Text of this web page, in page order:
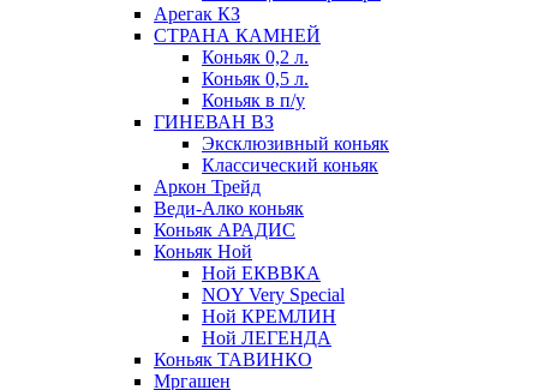
Арегак КЗ
СТРАНА КАМНЕЙ
Коньяк 0,2 л.
Коньяк 0,5 л.
Коньяк в п/у
ГИНЕВАН ВЗ
Эксклюзивный коньяк
Классический коньяк
Аркон Трейд
Веди-Алко коньяк
Коньяк АРАДИС
Коньяк Ной
Ной ЕКВВКА
NOY Very Special
Ной КРЕМЛИН
Ной ЛЕГЕНДА
Коньяк ТАВИНКО
Мргашен